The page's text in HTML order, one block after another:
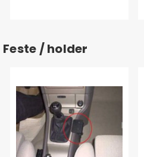
Feste / holder